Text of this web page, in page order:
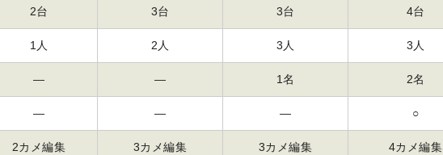
2台 3台 3台 4台
1人 2人 3人 3人
― ― 1名 2名
― ― ― ○
2カメ編集
3カメ編集
3カメ編集
4カメ編集